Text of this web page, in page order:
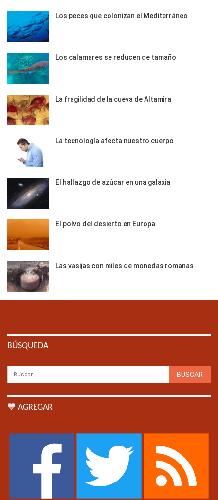
Los peces que colonizan el Mediterráneo
Los calamares se reducen de tamaño
La fragilidad de la cueva de Altamira
La tecnología afecta nuestro cuerpo
El hallazgo de azúcar en una galaxia
El polvo del desierto en Europa
Las vasijas con miles de monedas romanas
BÚSQUEDA
💙 AGREGAR